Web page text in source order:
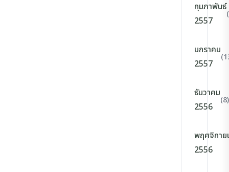
กุมภาพันธ์
2557
มกราคม
2557
ธันวาคม
2556
(8)
พฤศจิกาย
2556